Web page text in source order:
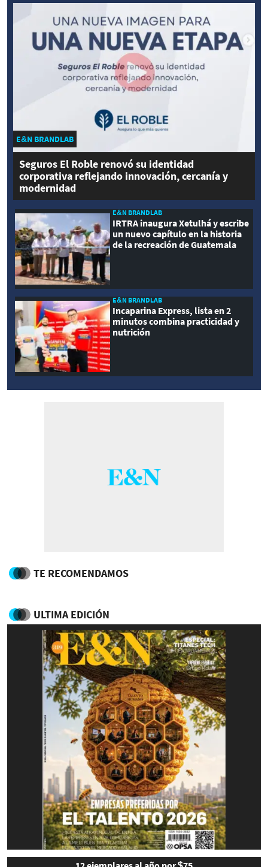
E&N BRANDLAB
Seguros El Roble renovó su identidad
corporativa reflejando innovación, cercanía y
modernidad
E&N BRANDLAB
IRTRA inaugura Xetulhá y escribe
un nuevo capítulo en la historia
de la recreación de Guatemala
E&N BRANDLAB
Incaparina Express, lista en 2
minutos combina practicidad y
nutrición
TE RECOMENDAMOS
ULTIMA EDICIÓN